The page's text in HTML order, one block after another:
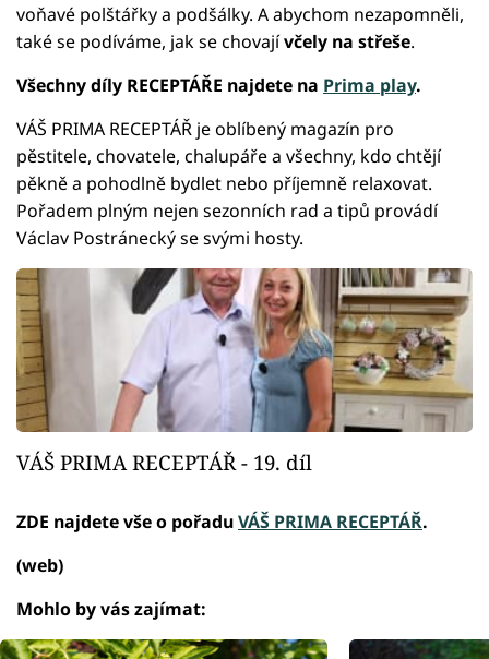
voňavé polštářky a podšálky. A abychom nezapomněli,
také se podíváme, jak se chovajívčely na střeše.
Všechny díly RECEPTÁŘE najdete na Prima play.
VÁŠ PRIMA RECEPTÁŘ je oblíbený magazín pro
pěstitele, chovatele, chalupáře a všechny, kdo chtějí
pěkně a pohodlně bydlet nebo příjemně relaxovat.
Pořadem plným nejen sezonních rad a tipů provádí
Václav Postránecký se svými hosty.
VÁŠ PRIMA RECEPTÁŘ - 19. díl
ZDE najdete vše o pořaduVÁŠ PRIMA RECEPTÁŘ.
(web)
Mohlo by vás zajímat: